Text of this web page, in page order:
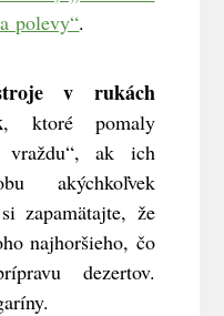
polevy“.
v rukách
, ktoré pomaly
vraždu“, ak ich
akýchkoľvek
zapamätajte, že
najhoršieho, čo
dezertov.